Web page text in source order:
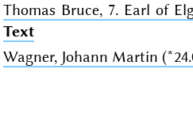
Thomas Bruce, 7. Earl of
Text
Wagner, Johann Martin